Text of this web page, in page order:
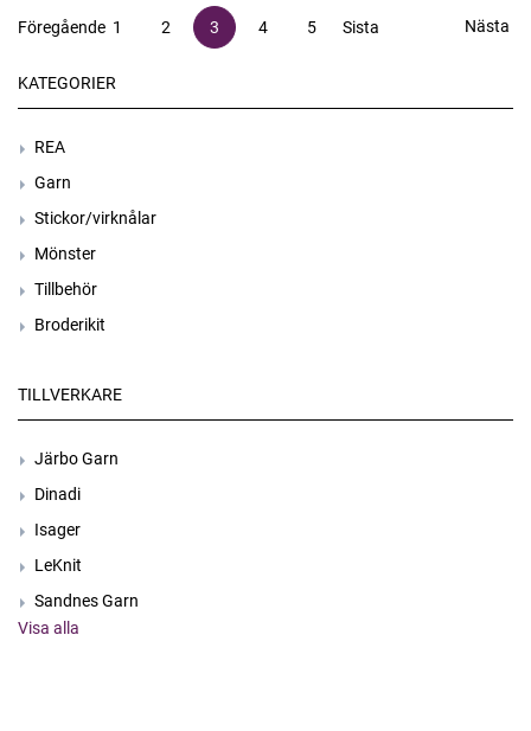
Föregående 1 2 3 4 5 Nästa
Sista
KATEGORIER
REA
Garn
Stickor/virknålar
Mönster
Tillbehör
Broderikit
TILLVERKARE
Järbo Garn
Dinadi
Isager
LeKnit
Sandnes Garn
Visa alla